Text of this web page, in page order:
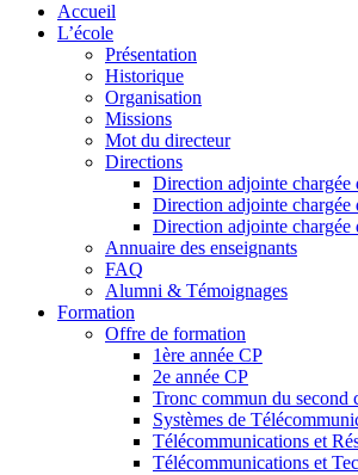
Accueil
L’école
Présentation
Historique
Organisation
Missions
Mot du directeur
Directions
Direction adjointe chargée
Direction adjointe chargée
Direction adjointe chargée
Annuaire des enseignants
FAQ
Alumni & Témoignages
Formation
Offre de formation
1ère année CP
2e année CP
Tronc commun du second
Systèmes de
Télécommunications et
Télécommunications et